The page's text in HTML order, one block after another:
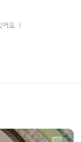
어요 :)